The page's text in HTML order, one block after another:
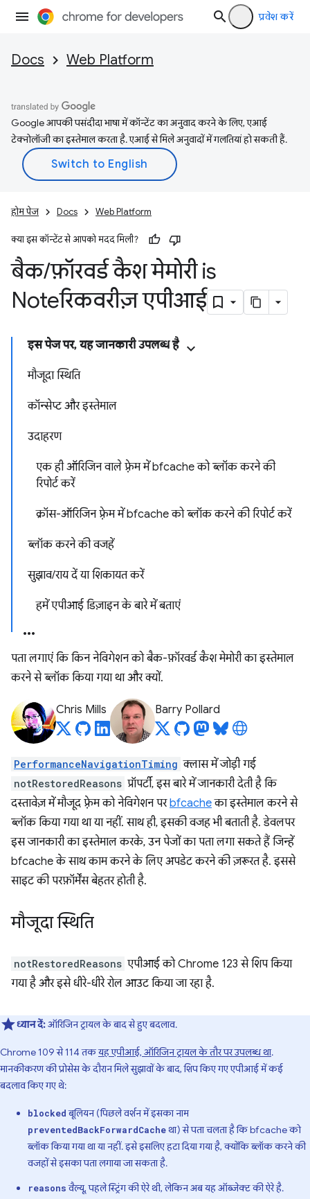
प्रवेश करें
Docs Web Platform
Google आपकी पसंदीदा भाषा में कॉन्टेंट का अनुवाद करने के लिए, एआई
टेक्नोलॉजी का इस्तेमाल करता है. एआई से मिले अनुवादों में गलतियां हो सकती हैं.
होम पेज Docs Web Platform
क्या इस कॉन्टेंट से आपको मदद मिली?
बैक/फ़ॉरवर्ड कैश मेमोरी is
Noteरिकवरीज़ एपीआई
इस पेज पर, यह जानकारी उपलब्ध है
मौजूदा स्थिति
कॉन्सेप्ट और इस्तेमाल
उदाहरण
एक ही ऑरिजिन वाले फ़्रेम में bfcache को ब्लॉक करने की
रिपोर्ट करें
क्रॉस-ऑरिजिन फ़्रेम में bfcache को ब्लॉक करने की रिपोर्ट करें
ब्लॉक करने की वजहें
सुझाव/राय दें या शिकायत करें
हमें एपीआई डिज़ाइन के बारे में बताएं
पता लगाएं कि किन नेविगेशन को बैक-फ़ॉरवर्ड कैश मेमोरी का इस्तेमाल
करने से ब्लॉक किया गया था और क्यों.
Chris Mills Barry Pollard
PerformanceNavigationTiming क्लास में जोड़ी गई
notRestoredReasons प्रॉपर्टी, इस बारे में जानकारी देती है कि
दस्तावेज़ में मौजूद फ़्रेम को नेविगेशन परbfcacheका इस्तेमाल करने से
ब्लॉक किया गया था या नहीं. साथ ही, इसकी वजह भी बताती है. डेवलपर
इस जानकारी का इस्तेमाल करके, उन पेजों का पता लगा सकते हैं जिन्हें
bfcache के साथ काम करने के लिए अपडेट करने की ज़रूरत है. इससे
साइट की परफ़ॉर्मेंस बेहतर होती है.
मौजूदा स्थिति
notRestoredReasons एपीआई को Chrome 123 से शिप किया
गया है और इसे धीरे-धीरे रोल आउट किया जा रहा है.
ध्यान दें:ऑरिजिन ट्रायल के बाद से हुए बदलाव.
Chrome 109 से 114 तकयह एपीआई, ऑरिजिन ट्रायल के तौर पर उपलब्ध था.
मानकीकरण की प्रोसेस के दौरान मिले सुझावों के बाद, शिप किए गए एपीआई में कई
बदलाव किए गए थे:
blockedबूलियन (पिछले वर्शन में इसका नाम
preventedBackForwardCacheथा) से पता चलता है कि bfcache को
ब्लॉक किया गया था या नहीं. इसे इसलिए हटा दिया गया है, क्योंकि ब्लॉक करने की
वजहों से इसका पता लगाया जा सकता है.
reasonsवैल्यू, पहले स्ट्रिंग की ऐरे थी, लेकिन अब यह ऑब्जेक्ट की ऐरे है.